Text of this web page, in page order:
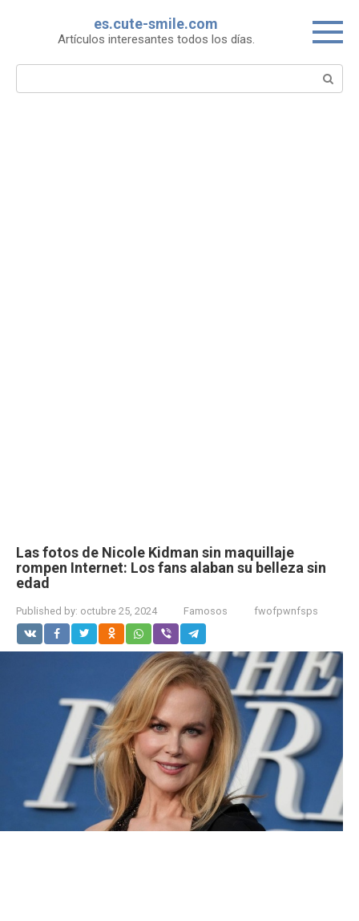
es.cute-smile.com
Artículos interesantes todos los días.
Search:
Las fotos de Nicole Kidman sin maquillaje
rompen Internet: Los fans alaban su belleza sin
edad
Published by: octubre 25, 2024 Famosos fwofpwnfsps